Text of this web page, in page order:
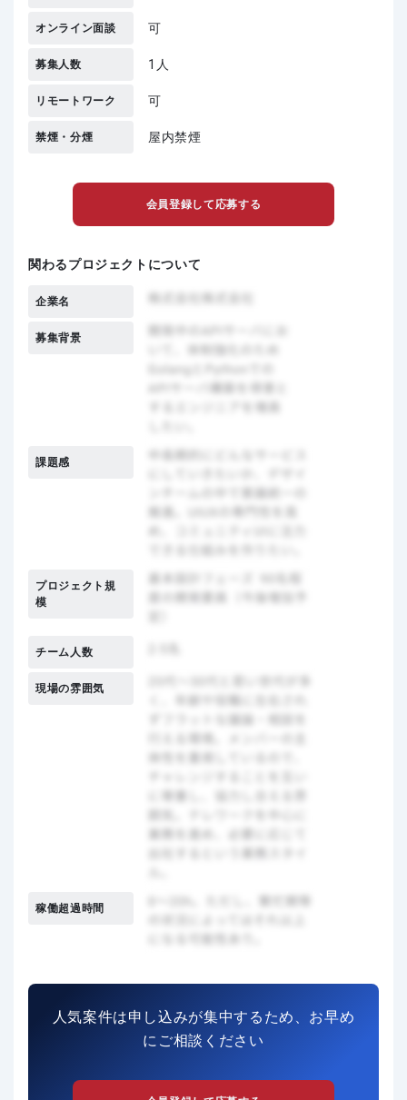
オンライン面談 可
募集人数 1人
リモートワーク 可
禁煙・分煙 屋内禁煙
会員登録して応募する
関わるプロジェクトについて
企業名
募集背景
課題感
プロジェクト規
模
チーム人数
現場の雰囲気
稼働超過時間
人気案件は申し込みが集中するため、お早め
にご相談ください